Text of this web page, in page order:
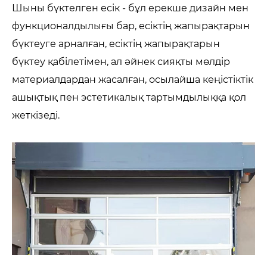
Шыны бүктелген есік - бұл ерекше дизайн мен
функционалдылығы бар, есіктің жапырақтарын
бүктеуге арналған, есіктің жапырақтарын
бүктеу қабілетімен, ал әйнек сияқты мөлдір
материалдардан жасалған, осылайша кеңістіктік
ашықтық пен эстетикалық тартымдылыққа қол
жеткізеді.